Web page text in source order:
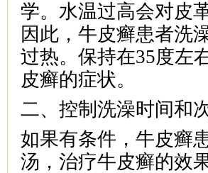
学。水温过高会对皮
因此，牛皮癣患者洗
过热。保持在35度左
皮癣的症状。
二、控制洗澡时间和
如果有条件，牛皮癣
汤，治疗牛皮癣的效